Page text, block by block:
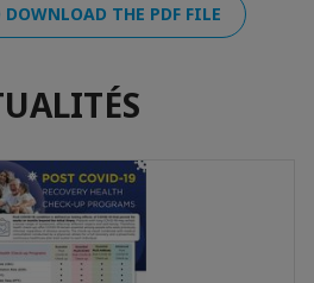
DOWNLOAD THE PDF FILE